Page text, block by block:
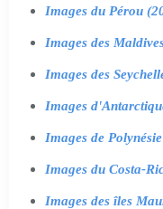
Images du Pérou
Images des
Images des
Images
Images de
Images du Costa-
Images des îles